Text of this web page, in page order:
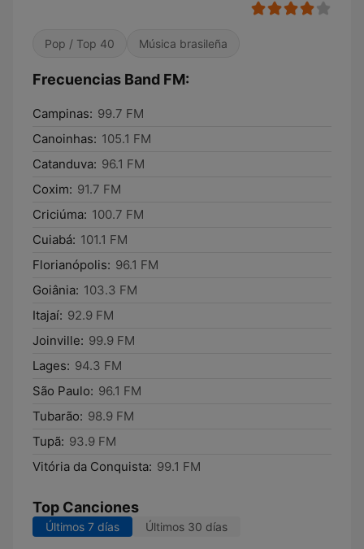
Pop / Top 40 Música brasileña
Frecuencias Band FM:
Campinas: 99.7 FM
Canoinhas: 105.1 FM
Catanduva: 96.1 FM
Coxim: 91.7 FM
Criciúma: 100.7 FM
Cuiabá: 101.1 FM
Florianópolis: 96.1 FM
Goiânia: 103.3 FM
Itajaí: 92.9 FM
Joinville: 99.9 FM
Lages: 94.3 FM
São Paulo: 96.1 FM
Tubarão: 98.9 FM
Tupã: 93.9 FM
Vitória da Conquista: 99.1 FM
Top Canciones
Últimos 7 días Últimos 30 días